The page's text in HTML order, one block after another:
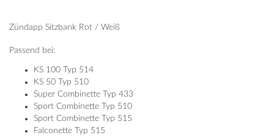
Zündapp Sitzbank Rot / Weiß
Passend bei:
KS 100 Typ 514
KS 50 Typ 510
Super Combinette Typ 433
Sport Combinette Typ 510
Sport Combinette Typ 515
Falconette Typ 515